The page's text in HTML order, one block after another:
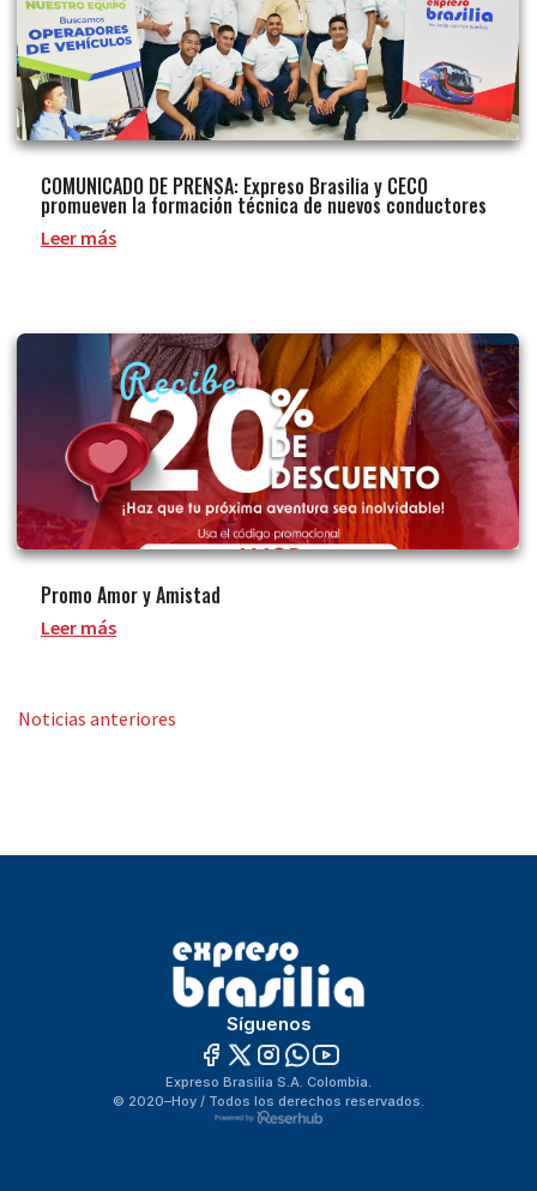
COMUNICADO DE PRENSA: Expreso Brasilia y CECO
promueven la formación técnica de nuevos conductores
Leer más
Promo Amor y Amistad
Leer más
Síguenos
Expreso Brasilia S.A. Colombia.
© 2020–Hoy / Todos los derechos reservados.